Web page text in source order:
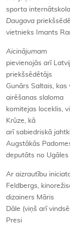
sporta
Daugava
vietnieks Imants
Aicinājumam
pievienojās arī
priekšsēdētājs
Gunārs Saltais,
airēšanas slaloma
komitejas loceklis,
Krūze, kā
arī sabiedriskā
Augstākās
deputāts no Ugāles
Ar aizrautību
Feldbergs,
dizainers Māris
Dāle (viņš arī
Presi